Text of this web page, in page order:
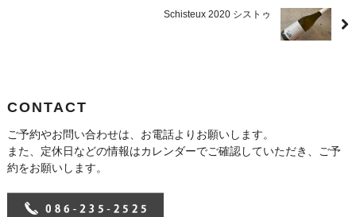
Schisteux 2020 シストゥ
CONTACT
ご予約やお問い合わせは、お電話よりお願いします。
また、定休日などの情報はカレンダーでご確認していただき、ご予
約をお願いします。